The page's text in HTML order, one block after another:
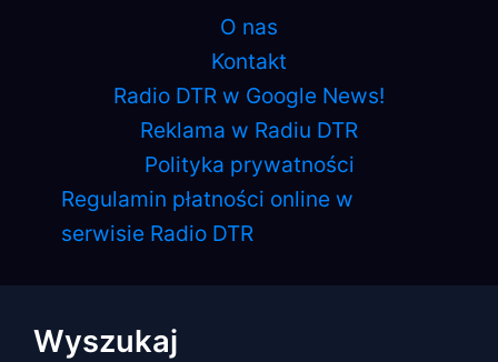
O nas
Kontakt
Radio DTR w Google News!
Reklama w Radiu DTR
Polityka prywatności
Regulamin płatności online w
serwisie Radio DTR
Wyszukaj